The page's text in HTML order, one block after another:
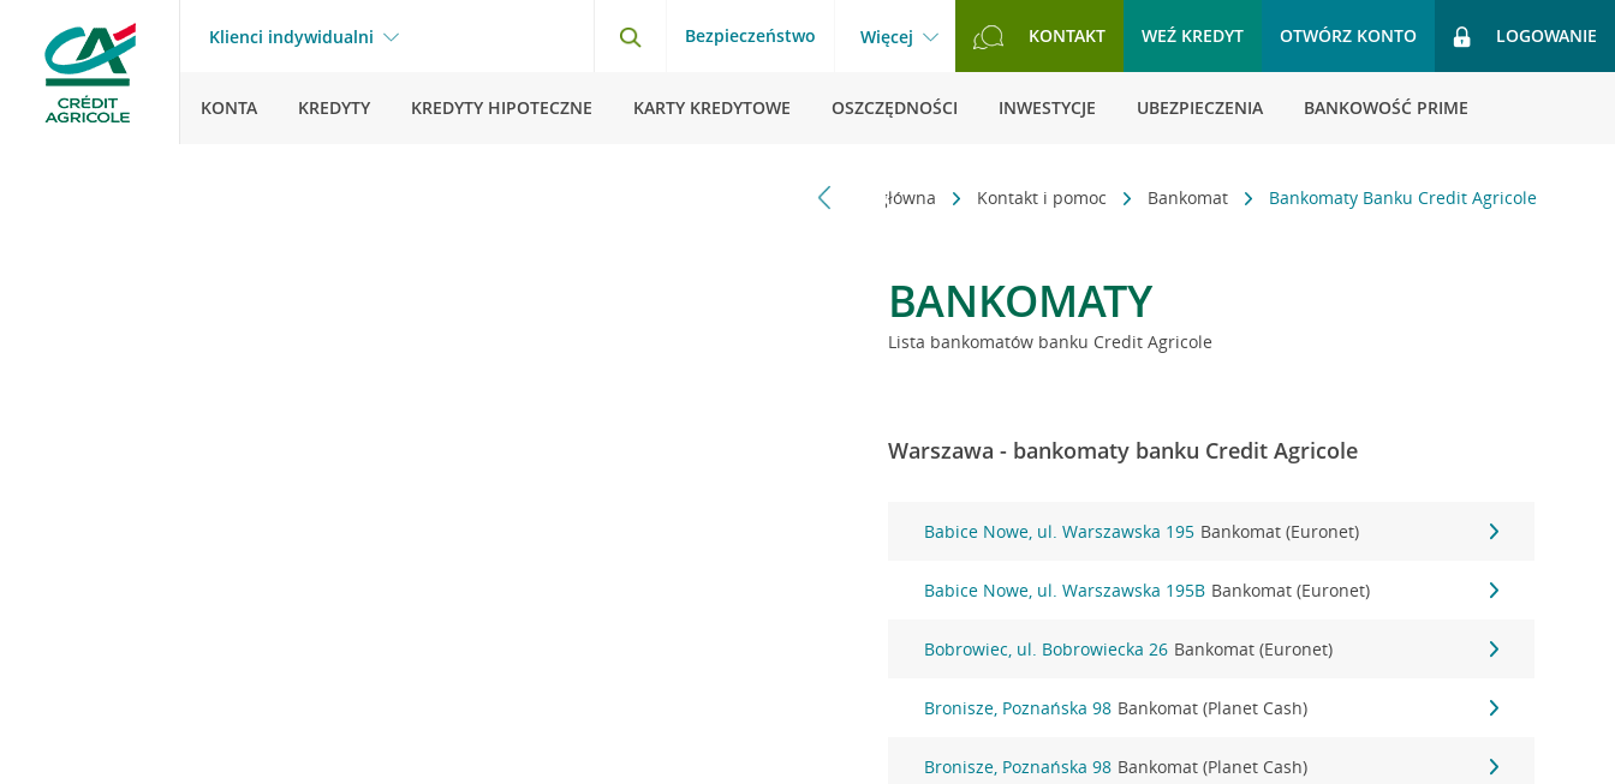
Klienci indywidualni Bezpieczeństwo Więcej KONTAKT WEŹ KREDYT OTWÓRZ KONTO LOGOWANIE
KONTA KREDYTY KREDYTY HIPOTECZNE KARTY KREDYTOWE OSZCZĘDNOŚCI INWESTYCJE UBEZPIECZENIA BANKOWOŚĆ PRIME
Strona główna Kontakt i pomoc Bankomat Bankomaty Banku Credit Agricole
BANKOMATY
Lista bankomatów banku Credit Agricole
Warszawa - bankomaty banku Credit Agricole
Babice Nowe, ul. Warszawska 195 Bankomat (Euronet)
Babice Nowe, ul. Warszawska 195B Bankomat (Euronet)
Bobrowiec, ul. Bobrowiecka 26 Bankomat (Euronet)
Bronisze, Poznańska 98 Bankomat (Planet Cash)
Bronisze, Poznańska 98 Bankomat (Planet Cash)